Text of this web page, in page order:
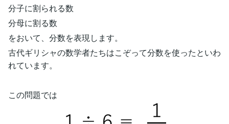
分子に割られる数
分母に割る数
をおいて、分数を表現します。
古代ギリシャの数学者たちはこぞって分数を使ったといわ
れています。
この問題では